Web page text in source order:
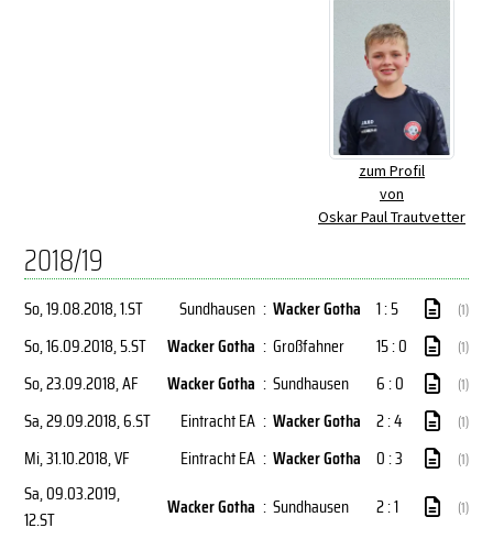
zum Profil
von
Oskar Paul Trautvetter
2018/19
So, 19.08.2018, 1.ST Sundhausen : Wacker Gotha 1 : 5 (1)
So, 16.09.2018, 5.ST Wacker Gotha : Großfahner 15 : 0 (1)
So, 23.09.2018, AF Wacker Gotha : Sundhausen 6 : 0 (1)
Sa, 29.09.2018, 6.ST Eintracht EA : Wacker Gotha 2 : 4 (1)
Mi, 31.10.2018, VF Eintracht EA : Wacker Gotha 0 : 3 (1)
Sa, 09.03.2019,
12.ST
Wacker Gotha : Sundhausen 2 : 1 (1)